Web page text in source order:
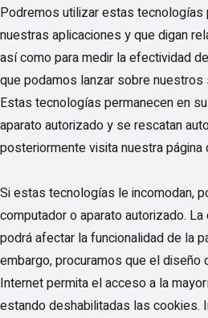
Podremos utilizar estas
nuestras aplicaciones y que digan
así como para medir la efectividad
que podamos lanzar sobre
Estas tecnologías permanecen en
aparato autorizado y se rescatan
posteriormente visita nuestra página
Si estas tecnologías le incomodan,
computador o aparato autorizado.
podrá afectar la funcionalidad de la
embargo, procuramos que el diseño
Internet permita el acceso a la
estando deshabilitadas las cookies.